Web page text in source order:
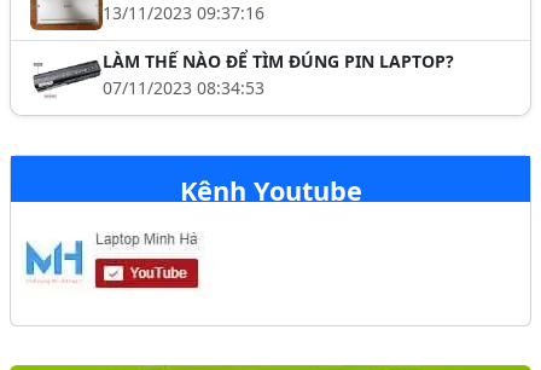
13/11/2023 09:37:16
LÀM THẾ NÀO ĐỂ TÌM ĐÚNG PIN LAPTOP?
07/11/2023 08:34:53
Kênh Youtube